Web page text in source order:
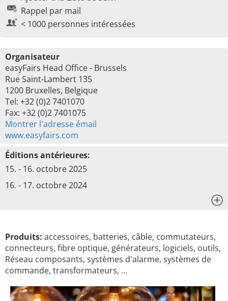
Rappel par mail
< 1000 personnes intéressées
Organisateur
easyFairs Head Office - Brussels
Rue Saint-Lambert 135
1200 Bruxelles, Belgique
Tel: +32 (0)2 7401070
Fax: +32 (0)2 7401075
Montrer l'adresse émail
www.easyfairs.com
Éditions antérieures:
15. - 16. octobre 2025
16. - 17. octobre 2024
Produits: accessoires, batteries, câble, commutateurs,
connecteurs, fibre optique, générateurs, logiciels, outils,
Réseau composants, systèmes d'alarme, systèmes de
commande, transformateurs, …